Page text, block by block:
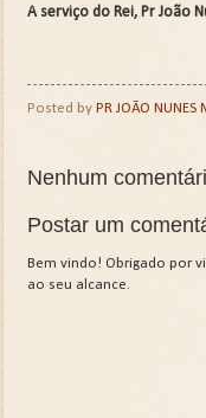
A serviço do Rei, Pr João
Posted by PR JOÃO NUNES
Nenhum
Postar um
Bem vindo! Obrigado por
ao seu alcance.